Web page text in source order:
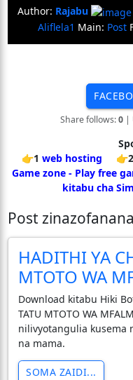
Author: Rajabu
Aliflela1 Main: Post
Share follows:0|
👉1 web hosting 👉2
Game zone - Play free
kitabu cha
Post
HADITHI YA
MTOTO WA
Download kitabu Hiki
TATU MTOTO WA
nilivyotangulia kusema
na mama.
SOMA ZAIDI...